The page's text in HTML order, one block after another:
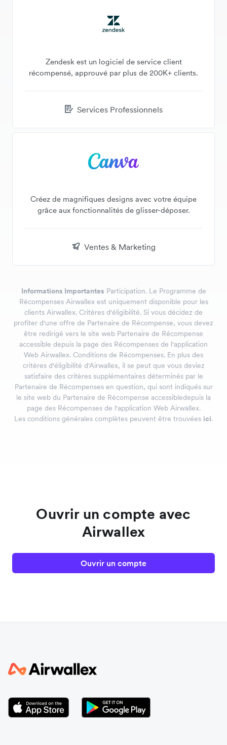
Zendesk est un logiciel de service client
récompensé, approuvé par plus de 200K+ clients.
Services Professionnels
Créez de magnifiques designs avec votre équipe
grâce aux fonctionnalités de glisser-déposer.
Ventes & Marketing
Informations Importantes Participation. Le Programme de
Récompenses Airwallex est uniquement disponible pour les
clients Airwallex. Critères d'éligibilité. Si vous décidez de
profiter d'une offre de Partenaire de Récompense, vous devez
être redirigé vers le site web Partenaire de Récompense
accessible depuis la page des Récompenses de l'application
Web Airwallex. Conditions de Récompenses. En plus des
critères d'éligibilité d'Airwallex, il se peut que vous deviez
satisfaire des critères supplémentaires déterminés par le
Partenaire de Récompenses en question, qui sont indiqués sur
le site web du Partenaire de Récompense accessibledepuis la
page des Récompenses de l'application Web Airwallex.
Les conditions générales complètes peuvent être trouvées ici.
Ouvrir un compte avec
Airwallex
Ouvrir un compte